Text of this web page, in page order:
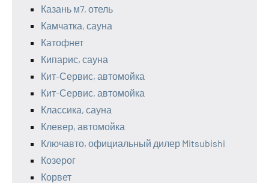
Казань м7, отель
Камчатка, сауна
Катофнет
Кипарис, сауна
Кит-Сервис, автомойка
Кит-Сервис, автомойка
Классика, сауна
Клевер, автомойка
Ключавто, официальный дилер Mitsubishi
Козерог
Корвет